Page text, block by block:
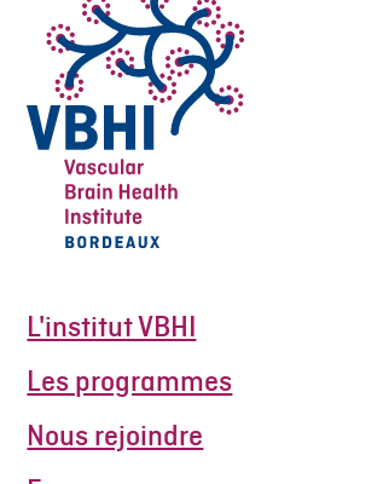
L'institut VBHI
Les programmes
Nous rejoindre